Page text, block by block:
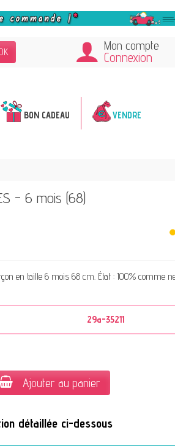
Mon compte
Connexion
BON CADEAU VENDRE
- 6 mois (68)
en taille 6 mois 68 cm. État : 100% comme
29a-35211
Ajouter au panier
détaillée ci-dessous